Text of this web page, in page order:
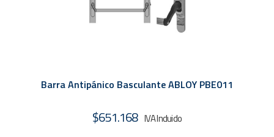
Barra Antipánico Basculante ABLOY PBE011
$651.168